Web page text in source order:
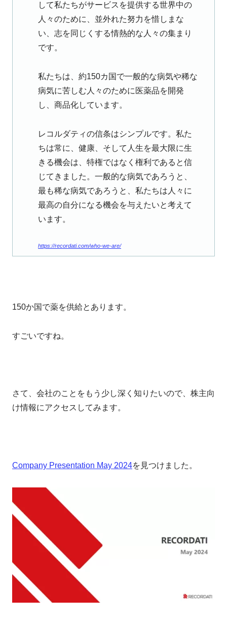
して私たちがサービスを提供する世界中の
人々のために、並外れた努力を惜しまな
い、志を同じくする情熱的な人々の集まり
です。
私たちは、約150カ国で一般的な病気や稀な
病気に苦しむ人々のために医薬品を開発
し、商品化しています。
レコルダティの信条はシンプルです。私た
ちは常に、健康、そして人生を最大限に生
きる機会は、特権ではなく権利であると信
じてきました。一般的な病気であろうと、
最も稀な病気であろうと、私たちは人々に
最高の自分になる機会を与えたいと考えて
います。
https://recordati.com/who-we-are/
150か国で薬を供給とあります。
すごいですね。
さて、会社のことをもう少し深く知りたいので、株主向
け情報にアクセスしてみます。
Company Presentation May 2024を見つけました。